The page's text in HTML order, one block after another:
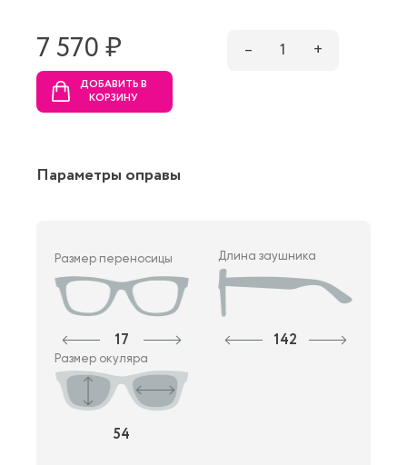
7 570 ₷ – 1 +
ДОБАВИТЬ В
КОРЗИНУ
Параметры оправы
Размер переносицы
17
Длина заушника
142
Размер окуляра
54